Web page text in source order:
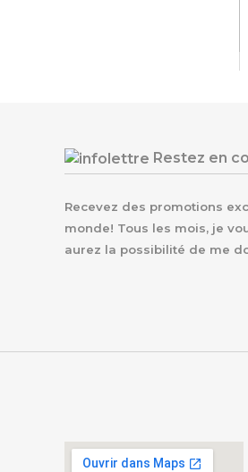
Restez en
Recevez des promotions
monde! Tous les mois, je
aurez la possibilité de me